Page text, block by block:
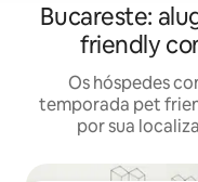
Bucareste:
friendly
Os hóspedes
temporada pet
por sua